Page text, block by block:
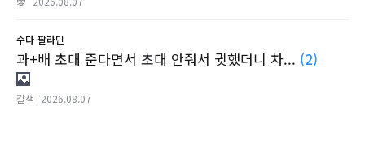
수다 팔라딘
과+배 초대 준다면서 초대 안줘서 귓했더니 차... (2)
갈색 2026.08.07